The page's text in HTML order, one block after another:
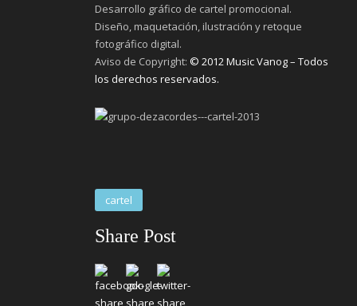
Desarrollo gráfico de cartel promocional.
Diseño, maquetación, ilustración y retoque
fotográfico digital.
Aviso de Copyright: © 2012 Music Vanog – Todos
los derechos reservados.
cartel
Share Post